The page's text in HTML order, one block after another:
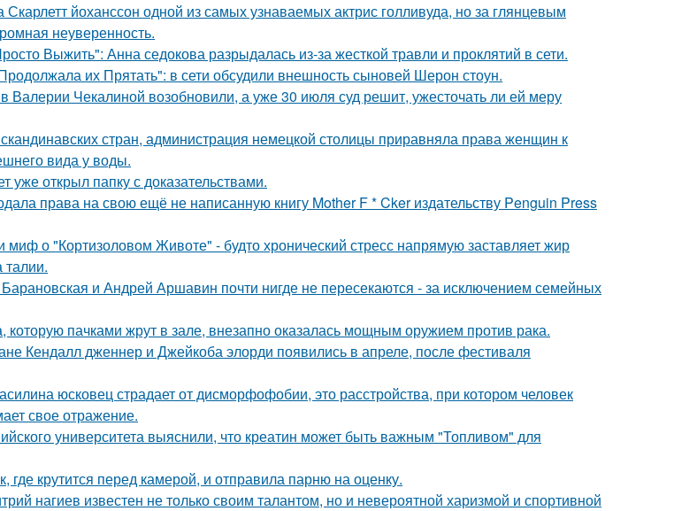
йоханссон одной из самых узнаваемых актрис голливуда, но за глянцевым
неуверенность.
Выжить": Анна седокова разрыдалась из-за жесткой травли и проклятий в сети.
их Прятать": в сети обсудили внешность сыновей Шерон стоун.
Валерии Чекалиной возобновили, а уже 30 июля суд решит, ужесточать ли ей меру
стран, администрация немецкой столицы приравняла права женщин к
вида у воды.
уже открыл папку с доказательствами.
права на свою ещё не написанную книгу Mother F * Cker издательству Penguin Press
миф о "Кортизоловом Животе" - будто хронический стресс напрямую заставляет жир
талии.
и Андрей Аршавин почти нигде не пересекаются - за исключением семейных
которую пачками жрут в зале, внезапно оказалась мощным оружием против рака.
Кендалл дженнер и Джейкоба элорди появились в апреле, после фестиваля
юсковец страдает от дисморфофобии, это расстройства, при котором человек
свое отражение.
университета выяснили, что креатин может быть важным "Топливом" для
где крутится перед камерой, и отправила парню на оценку.
нагиев известен не только своим талантом, но и невероятной харизмой и спортивной